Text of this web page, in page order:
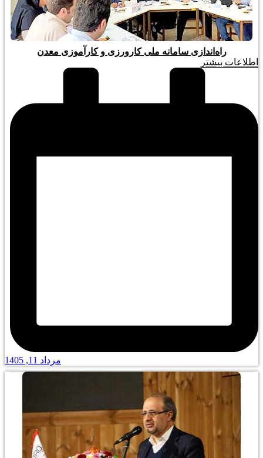
راه‌اندازی سامانه ملی کارورزی و کارآموزی معدن
اطلاعات بیشتر
مرداد 11, 1405